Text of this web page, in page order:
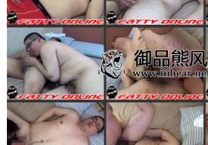
[Fatty]106kgイケデブ、
アナル貫通！
当前隐藏内容需要支付100熊币 已
立刻注册 0 收藏